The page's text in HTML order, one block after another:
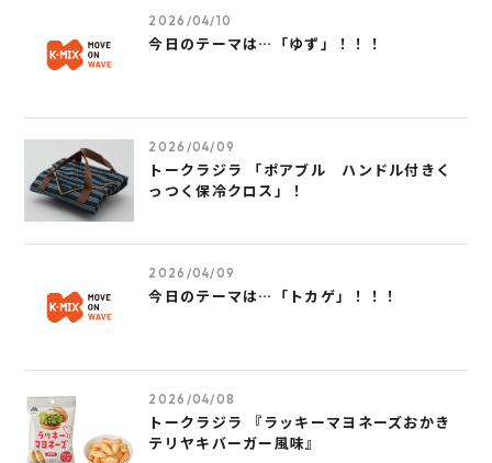
2026/04/10
今日のテーマは…「ゆず」！！！
2026/04/09
トークラジラ 「ポアブル ハンドル付きく
っつく保冷クロス」！
2026/04/09
今日のテーマは…「トカゲ」！！！
2026/04/08
トークラジラ 『ラッキーマヨネーズおかき
テリヤキバーガー風味』